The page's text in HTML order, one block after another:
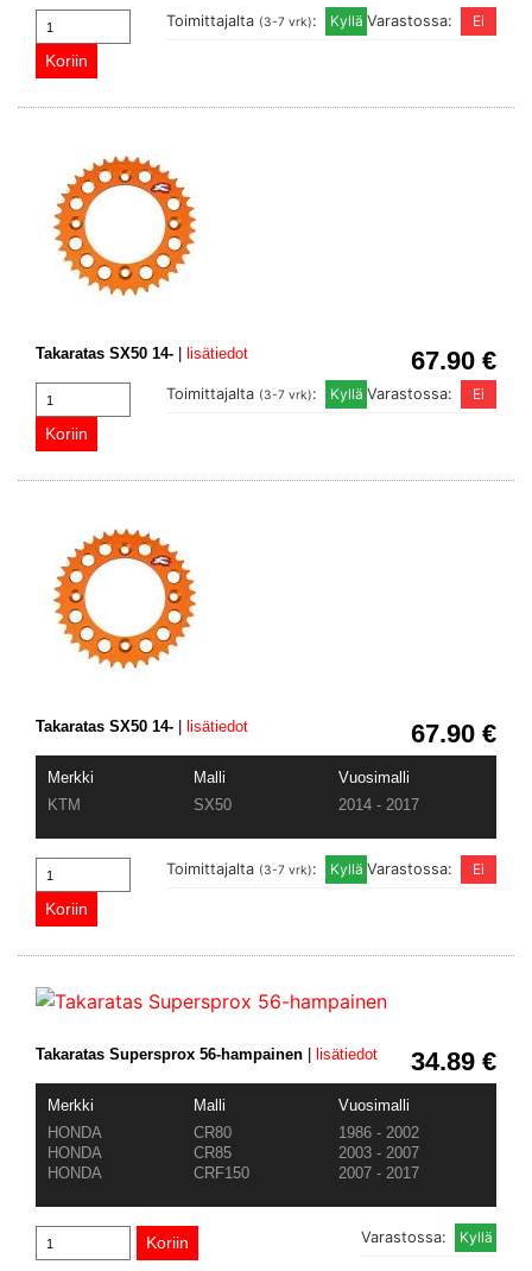
Varastossa:
Toimittajalta (3-7 vrk):
67.90 €
Takaratas SX50 14- lisätiedot
Varastossa:
Toimittajalta (3-7 vrk):
67.90 €
Takaratas SX50 14- lisätiedot
Merkki Malli
Vuosimalli
KTM
SX50 2014 - 2017
Varastossa:
Toimittajalta (3-7 vrk):
34.89 €
Takaratas Supersprox 56-hampainen lisätiedot
Merkki Malli
Vuosimalli
HONDA
CR80
1986 - 2002
HONDA
CR85
2003 - 2007
HONDA
CRF150 2007 - 2017
Varastossa: